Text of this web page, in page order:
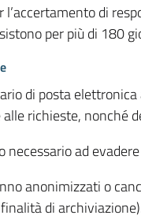
l’accertamento di
per più di 180
di posta
richieste, nonché
ad
anonimizzati o
di